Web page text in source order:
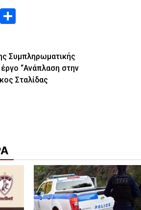
Μοιραστείτε
Συμπληρωματικής
“Ανάπλαση στην
Σταλίδας